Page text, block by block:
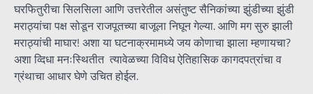
घरफितुरीचा सिलसिला आणि उत्तरेतील असंतुष्ट सैनिकांच्या झुंडीच्या झुंडी
मराठ्यांचा पक्ष सोडून राजपूतच्या बाजूला निघून गेल्या. आणि मग सुरु झाली
मराठ्यांची माघार! अशा या घटनाक्रमामध्ये जय कोणाचा झाला म्हणायचा?
अशा व्दिधा मनःस्थितीत त्यावेळच्या विविध ऐतिहासिक कागदपत्रांचा व
ग्रंथाचा आधार घेणे उचित होईल.